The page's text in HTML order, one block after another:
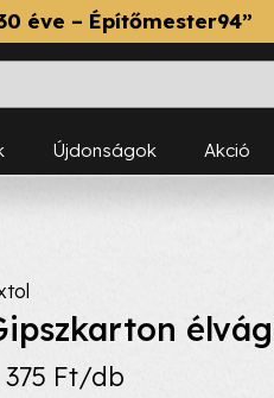
éve – Építőmester94”
Újdonságok Akció
375 Ft/db